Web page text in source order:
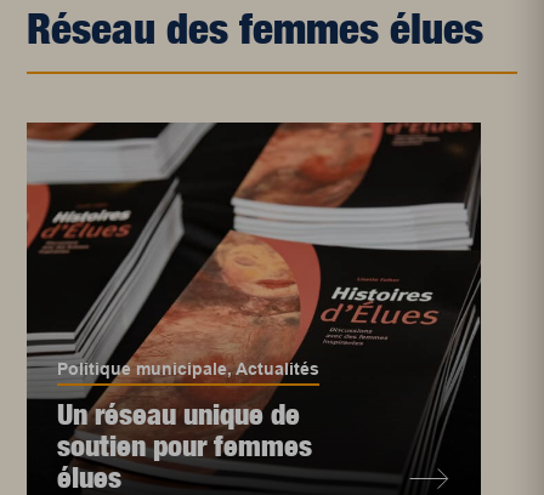
Réseau des femmes élues
Politique municipale,Actualités
Un réseau unique de
soutien pour femmes
élues